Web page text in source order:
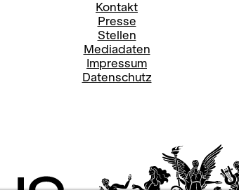
Kontakt
Presse
Stellen
Mediadaten
Impressum
Datenschutz